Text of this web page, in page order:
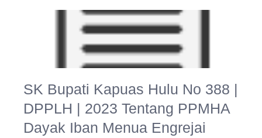
SK Bupati Kapuas Hulu No 388 |
DPPLH | 2023 Tentang PPMHA
Dayak Iban Menua Engrejai